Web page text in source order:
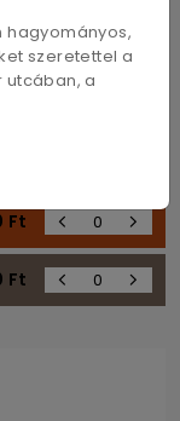
hagyományos,
szeretettel a
utcában, a
Ft
Ft
Ft